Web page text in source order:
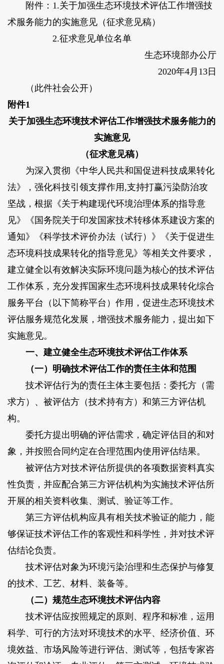
附件：1.关于加强生态环境技术评估工作增强技
术服务能力的实施意见（征求意见稿）
2.征求意见单位名单
生态环境部办公厅
2020年4月13日
（此件社会公开）
附件1
关于加强生态环境技术评估工作增强技术服务能力的
实施意见
（征求意见稿）
为深入贯彻《中华人民共和国促进科技成果转化
法》，强化科技引领支撑作用,支持打赢污染防治攻
坚战，根据《关于构建现代环境治理体系的指导意
见》《国务院关于印发国家技术转移体系建设方案的
通知》《科学技术评价办法（试行）》《关于促进生
态环境科技成果转化的指导意见》等相关文件要求，
建立健全以有效解决实际环境问题为核心的技术评估
工作体系，充分发挥国家生态环境科技成果转化综合
服务平台（以下简称平台）作用，促进生态环境技术
评估服务规范化发展，增强技术服务能力，提出如下
实施意见。
一、建立健全生态环境技术评估工作体系
（一）明确技术评估工作的责任主体和范围
技术评估行为的责任主体主要包括：委托方（需
求方）、被评估方（技术持有方）和第三方评估机
构。
委托方提出明确的评估需求，确定评估目的和对
象，并按照合同约定在合理范围内使用评估结果。
被评估方对技术评估所提供的各项数据资料真实
性负责，并应配合第三方评估机构为实施技术评估所
开展的相关资料收集、测试、验证等工作。
第三方评估机构应具有相关技术验证的能力，能
够保证技术评估工作的客观性和科学性，并对技术评
估结论负责。
技术评估对象为环境污染治理和生态保护与修复
的技术、工艺、材料、装备等。
（二）规范生态环境技术评估内容
技术评估应按照规定的原则、程序和标准，运用
科学、可行的方法对环境技术的水平、经济价值、环
境效益、市场风险等进行评估、测试等，包括专家咨